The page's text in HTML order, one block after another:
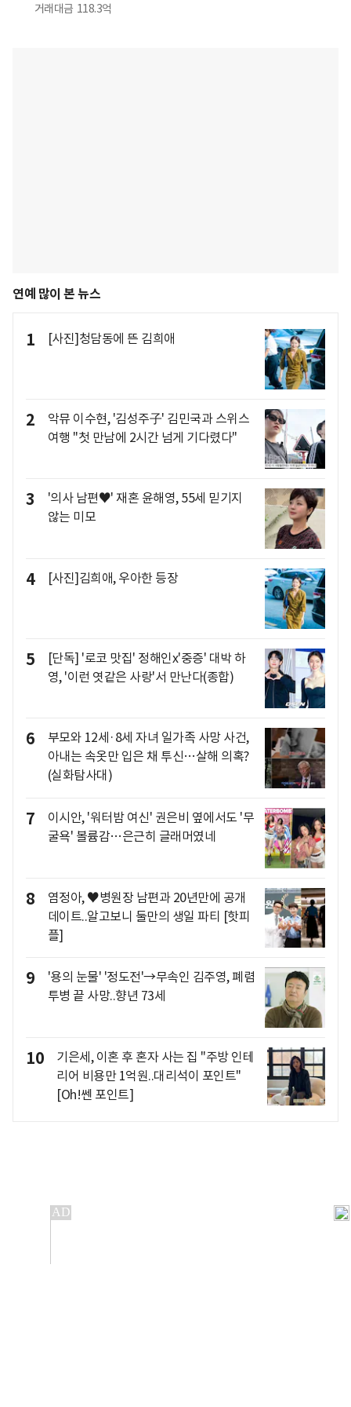
거래대금 118.3억
연예 많이 본 뉴스
1 [사진]청담동에 뜬 김희애
2
악뮤 이수현, '김성주子' 김민국과 스위스
여행 "첫 만남에 2시간 넘게 기다렸다"
3
'의사 남편♥' 재혼 윤해영, 55세 믿기지
않는 미모
4 [사진]김희애, 우아한 등장
5
[단독] '로코 맛집' 정해인x'중증' 대박 하
영, '이런 엿같은 사랑'서 만난다(종합)
6
부모와 12세·8세 자녀 일가족 사망 사건,
아내는 속옷만 입은 채 투신…살해 의혹?
(실화탐사대)
7
이시안, '워터밤 여신' 권은비 옆에서도 '무
굴욕' 볼륨감…은근히 글래머였네
8
염정아, ♥병원장 남편과 20년만에 공개
데이트..알고보니 둘만의 생일 파티 [핫피
플]
9
'용의 눈물' '정도전'→무속인 김주영, 폐렴
투병 끝 사망..향년 73세
10
기은세, 이혼 후 혼자 사는 집 "주방 인테
리어 비용만 1억원..대리석이 포인트"
[Oh!쎈 포인트]